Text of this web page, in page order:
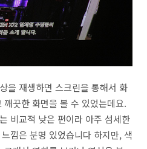
을 재생하면 스크린을 통해서 화
끗한 화면을 볼 수 있었는데요.
비교적 낮은 편이라 아주 섬세한
낌은 분명 있었습니다 하지만, 색